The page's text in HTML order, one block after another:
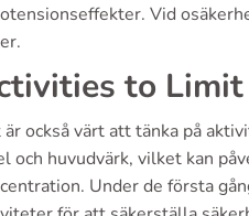
Vid
to Limit
är också värt att tänka på
och huvudvärk, vilket kan
Under de första